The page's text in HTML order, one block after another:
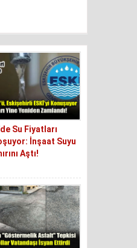
Su Fiyatları
İnşaat Suyu
Aştı!